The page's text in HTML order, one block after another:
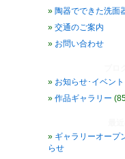
陶器でできた洗面
交通のご案内
お問い合わせ
お知らせ･イベント
作品ギャラリー
ギャラリーオープ
らせ